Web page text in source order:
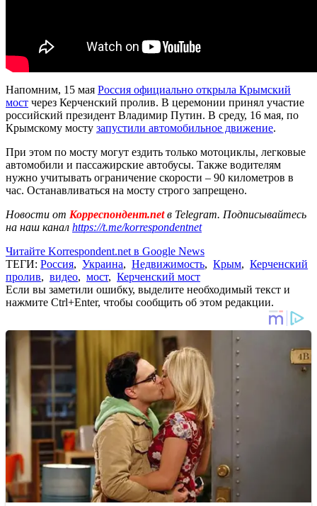
Напомним, 15 мая Россия официально открыла Крымский
мост через Керченский пролив. В церемонии принял участие
российский президент Владимир Путин. В среду, 16 мая, по
Крымскому мосту запустили автомобильное движение.
При этом по мосту могут ездить только мотоциклы, легковые
автомобили и пассажирские автобусы. Также водителям
нужно учитывать ограничение скорости – 90 километров в
час. Останавливаться на мосту строго запрещено.
Новости от Корреспондент.netв Telegram. Подписывайтесь
на наш канал https://t.me/korrespondentnet
Читайте Korrespondent.net в Google News
ТЕГИ: Россия, Украина, Недвижимость, Крым, Керченский
пролив, видео, мост, Керченский мост
Если вы заметили ошибку, выделите необходимый текст и
нажмите Ctrl+Enter, чтобы сообщить об этом редакции.